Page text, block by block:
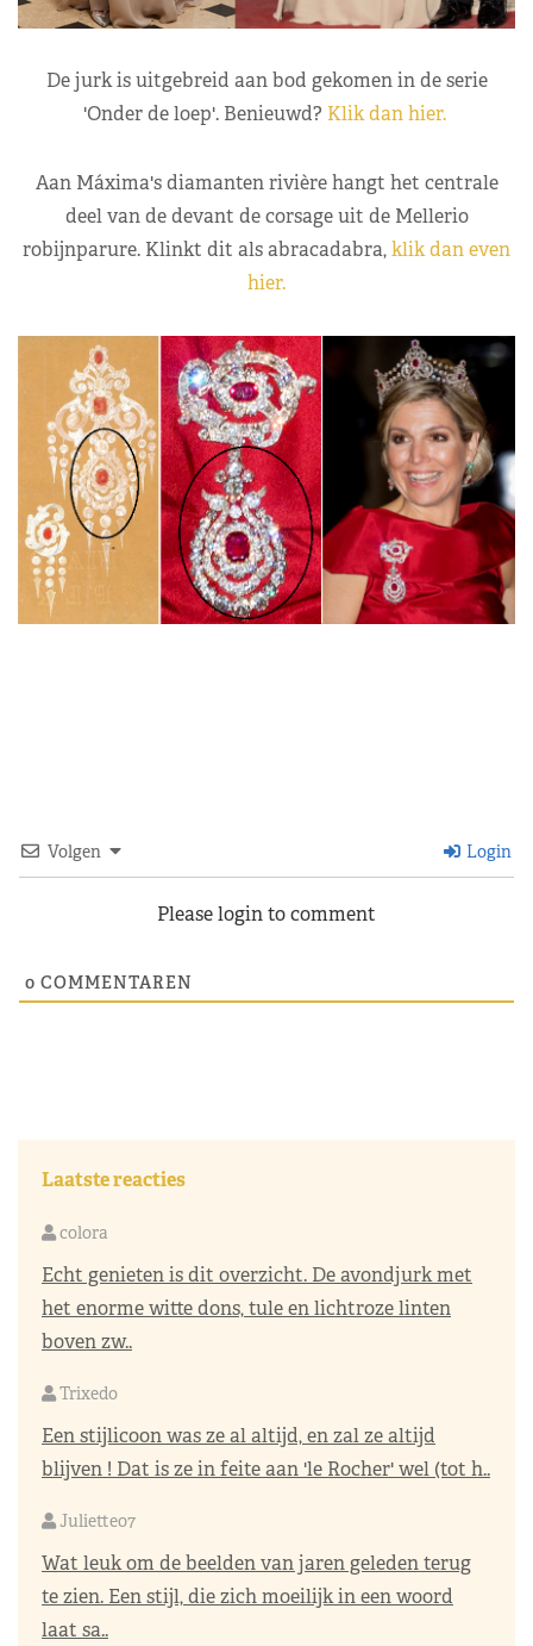
De jurk is uitgebreid aan bod gekomen in de serie
'Onder de loep'. Benieuwd? Klik dan hier.
Aan Máxima's diamanten rivière hangt het centrale
deel van de devant de corsage uit de Mellerio
robijnparure. Klinkt dit als abracadabra,klik dan even
hier.
Volgen Login
Please login to comment
0 COMMENTAREN
Laatste reacties
colora
Echt genieten is dit overzicht. De avondjurk met
het enorme witte dons, tule en lichtroze linten
boven zw..
Trixedo
Een stijlicoon was ze al altijd, en zal ze altijd
blijven ! Dat is ze in feite aan 'le Rocher' wel (tot h..
Juliette07
Wat leuk om de beelden van jaren geleden terug
te zien. Een stijl, die zich moeilijk in een woord
laat sa..